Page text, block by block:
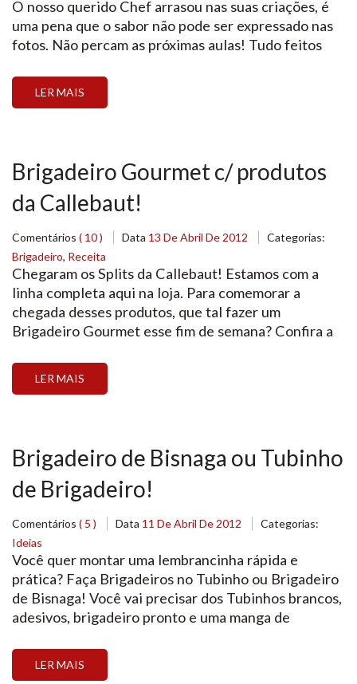
O nosso querido Chef arrasou nas suas criações, é
uma pena que o sabor não pode ser expressado nas
fotos. Não percam as próximas aulas! Tudo feitos
na loja tem tudo! Brigadeiros mistos de Chocolate e
Morango. […]
LER MAIS
Brigadeiro Gourmet c/ produtos
da Callebaut!
Comentários ( 10 ) Data 13 De Abril De 2012
Categorias:
Brigadeiro, Receita
Chegaram os Splits da Callebaut! Estamos com a
linha completa aqui na loja. Para comemorar a
chegada desses produtos, que tal fazer um
Brigadeiro Gourmet esse fim de semana? Confira a
latas de Leite Condensado Moça 1/2 lata de Creme
de Leite Nestlé 300g […]
LER MAIS
Brigadeiro de Bisnaga ou Tubinho
de Brigadeiro!
Comentários ( 5 ) Data 11 De Abril De 2012
Categorias:
Ideias
Você quer montar uma lembrancinha rápida e
prática? Faça Brigadeiros no Tubinho ou Brigadeiro
de Bisnaga! Você vai precisar dos Tubinhos brancos,
adesivos, brigadeiro pronto e uma manga de
deixar a sua lembrancinha pronta! Cartelas de
Adesivos em diversas cores: Bisnaga vazia branca,
LER MAIS